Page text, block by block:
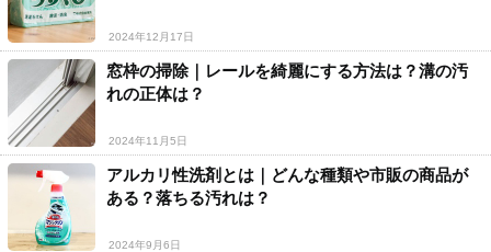
2024年12月17日
窓枠の掃除｜レールを綺麗にする方法は？溝の汚
れの正体は？
2024年11月5日
アルカリ性洗剤とは｜どんな種類や市販の商品が
ある？落ちる汚れは？
2024年9月6日